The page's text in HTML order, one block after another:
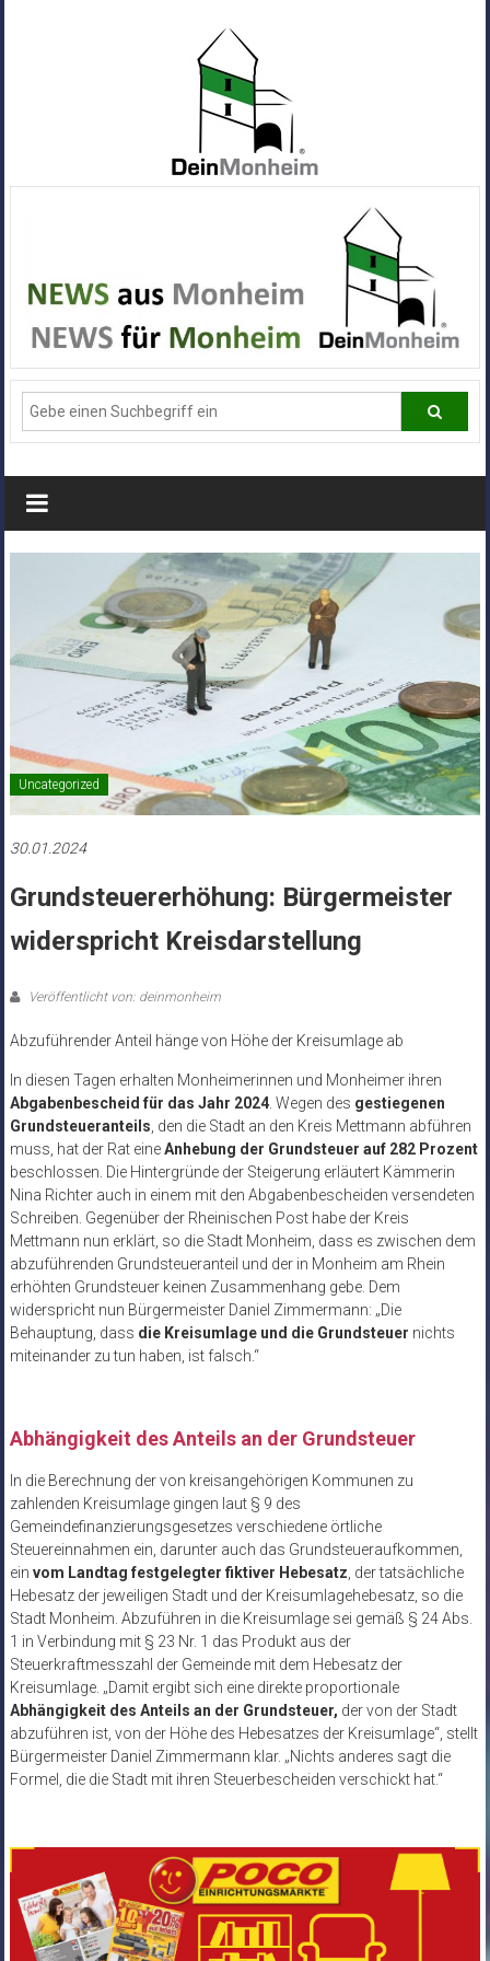
Alle
News
aus
Deiner
Stadt
Monheim
Uncategorized
30.01.2024
Grundsteuererhöhung: Bürgermeister
widerspricht Kreisdarstellung
Veröffentlicht von: deinmonheim
Abzuführender Anteil hänge von Höhe der Kreisumlage ab
In diesen Tagen erhalten Monheimerinnen und Monheimer ihren
Abgabenbescheid für das Jahr 2024. Wegen des gestiegenen
Grundsteueranteils, den die Stadt an den Kreis Mettmann abführen
muss, hat der Rat eineAnhebung der Grundsteuer auf 282 Prozent
beschlossen. Die Hintergründe der Steigerung erläutert Kämmerin
Nina Richter auch in einem mit den Abgabenbescheiden versendeten
Schreiben. Gegenüber der Rheinischen Post habe der Kreis
Mettmann nun erklärt, so die Stadt Monheim, dass es zwischen dem
abzuführenden Grundsteueranteil und der in Monheim am Rhein
erhöhten Grundsteuer keinen Zusammenhang gebe. Dem
widerspricht nun Bürgermeister Daniel Zimmermann: „Die
Behauptung, dass die Kreisumlage und die Grundsteuer nichts
miteinander zu tun haben, ist falsch.“
Abhängigkeit des Anteils an der Grundsteuer
In die Berechnung der von kreisangehörigen Kommunen zu
zahlenden Kreisumlage gingen laut § 9 des
Gemeindefinanzierungsgesetzes verschiedene örtliche
Steuereinnahmen ein, darunter auch das Grundsteueraufkommen,
ein vom Landtag festgelegter fiktiver Hebesatz, der tatsächliche
Hebesatz der jeweiligen Stadt und der Kreisumlagehebesatz, so die
Stadt Monheim. Abzuführen in die Kreisumlage sei gemäß § 24 Abs.
1 in Verbindung mit § 23 Nr. 1 das Produkt aus der
Steuerkraftmesszahl der Gemeinde mit dem Hebesatz der
Kreisumlage. „Damit ergibt sich eine direkte proportionale
Abhängigkeit des Anteils an der Grundsteuer, der von der Stadt
abzuführen ist, von der Höhe des Hebesatzes der Kreisumlage“, stellt
Bürgermeister Daniel Zimmermann klar. „Nichts anderes sagt die
Formel, die die Stadt mit ihren Steuerbescheiden verschickt hat.“